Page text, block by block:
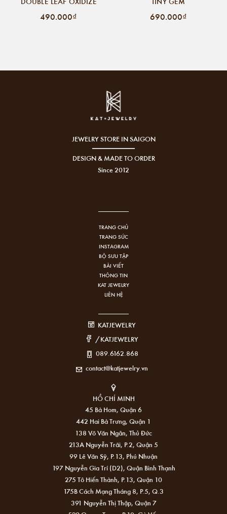
490.000₫ 690.000₫
JEWELRY STORE IN SAIGON
DESIGN & MADE TO ORDER
Since 2012
TRANG CHỦ
TRANG SỨC
INSTAGRAM
BỘ SƯU TẬP
BÀI VIẾT
THÔNG TIN
KAT JEWELRY
LIÊN HỆ
KATJEWELRY
/KATJEWELRY
089.6162.868
contact@katjewelry.vn
HỒ CHÍ MINH
45 Bà Hom, Quận 6
442 Hai Bà Trưng, Quận 1
138 Võ Văn Ngân, Thủ Đức
213A Nguyễn Trãi, P.2, Quận 5
99 Lê Văn Sỹ, P.13, Phú Nhuận
197 Nguyễn Gia Trí (D2), Quận Bình Thạnh
275 Tô Hiến Thành, P.13, Quận 10
175B Cách Mạng Tháng 8, P.5, Q.3
391 Nguyễn Thị Thập, Quận 7